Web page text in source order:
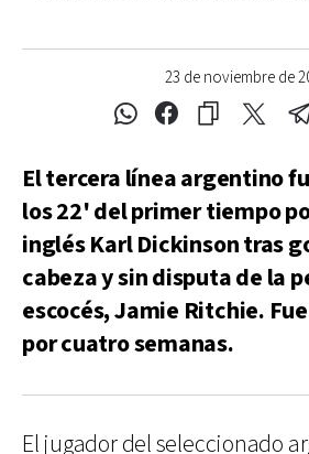
23 de noviembre de
El tercera línea argentino
los 22' del primer tiempo
inglés Karl Dickinson tras
cabeza y sin disputa de la
escocés, Jamie Ritchie.
por cuatro semanas.
El jugador del seleccionado